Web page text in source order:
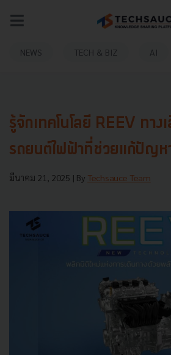
NEWS TECH & BIZ AI
รู้จักเทคโนโลยี REEV ทาง
รถยนต์ไฟฟ้าที่ช่วยแก้ปัญหา
มีนาคม 21, 2025 | By Techsauce Team